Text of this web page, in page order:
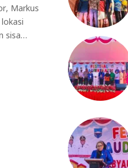
Markus
sisa…